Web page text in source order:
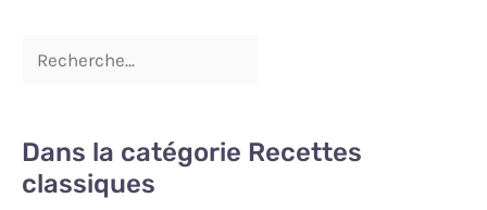
Dans la catégorie Recettes
classiques